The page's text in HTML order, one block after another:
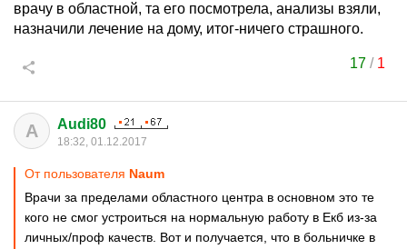
врачу в областной, та его посмотрела, анализы взяли,
назначили лечение на дому, итог-ничего страшного.
17 / 1
A Audi80
18:32, 01.12.2017
От пользователя Naum
Врачи за пределами областного центра в основном это те
кого не смог устроиться на нормальную работу в Екб из-за
личных/проф качеств. Вот и получается, что в больничке в